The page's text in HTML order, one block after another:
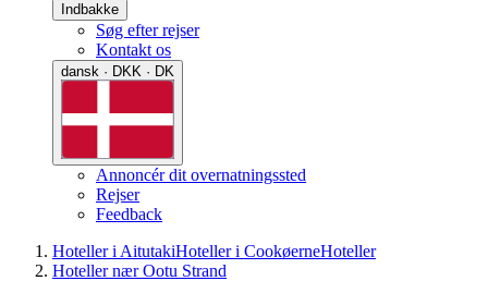
Indbakke
Søg efter rejser
Kontakt os
dansk · DKK · DK
Annoncér dit overnatningssted
Rejser
Feedback
Hoteller i AitutakiHoteller i CookøerneHoteller
Hoteller nær Ootu Strand